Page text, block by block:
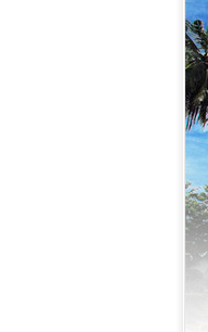
ที่เที่ยวภาคใต้